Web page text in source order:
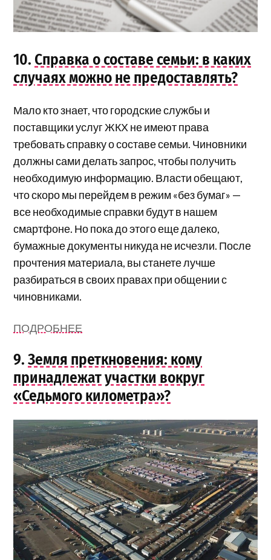
10. Справка о составе семьи: в каких
случаях можно не предоставлять?
Мало кто знает, что городские службы и
поставщики услуг ЖКХ не имеют права
требовать справку о составе семьи. Чиновники
должны сами делать запрос, чтобы получить
необходимую информацию. Власти обещают,
что скоро мы перейдем в режим «без бумаг» —
все необходимые справки будут в нашем
смартфоне. Но пока до этого еще далеко,
бумажные документы никуда не исчезли. После
прочтения материала, вы станете лучше
разбираться в своих правах при общении с
чиновниками.
ПОДРОБНЕЕ
9.Земля преткновения: кому
принадлежат участки вокруг
«Седьмого километра»?